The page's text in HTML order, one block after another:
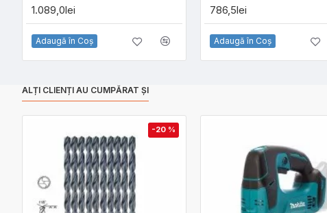
1.089,0lei
Adaugă în Coş
786,5lei
Adaugă în Coş
ALȚI CLIENȚI AU CUMPĂRAT ȘI
-20 %